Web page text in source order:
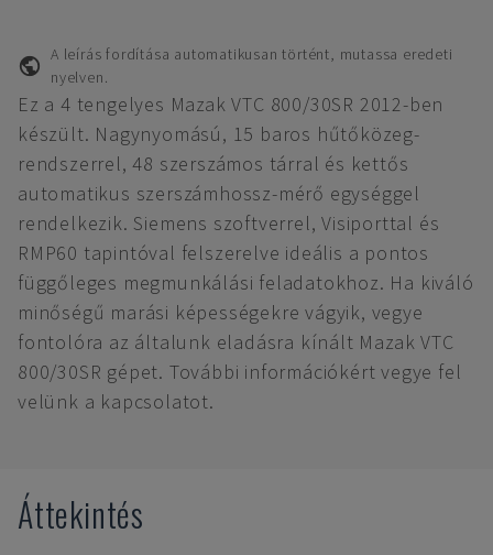
A leírás fordítása automatikusan történt, mutassa eredeti
nyelven.
Ez a 4 tengelyes Mazak VTC 800/30SR 2012-ben
készült. Nagynyomású, 15 baros hűtőközeg-
rendszerrel, 48 szerszámos tárral és kettős
automatikus szerszámhossz-mérő egységgel
rendelkezik. Siemens szoftverrel, Visiporttal és
RMP60 tapintóval felszerelve ideális a pontos
függőleges megmunkálási feladatokhoz. Ha kiváló
minőségű marási képességekre vágyik, vegye
fontolóra az általunk eladásra kínált Mazak VTC
800/30SR gépet. További információkért vegye fel
velünk a kapcsolatot.
Áttekintés